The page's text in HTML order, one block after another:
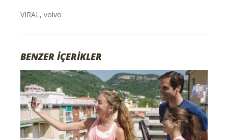
VIRAL,volvo
BENZER İÇERİKLER